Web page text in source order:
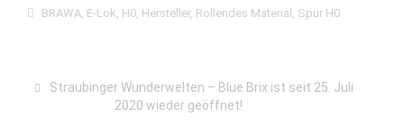
BRAWA, E-Lok, H0, Hersteller, Rollendes Material , Spur H0
Straubinger Wunderwelten – Blue Brix ist seit 25. Juli
2020 wieder geöffnet!